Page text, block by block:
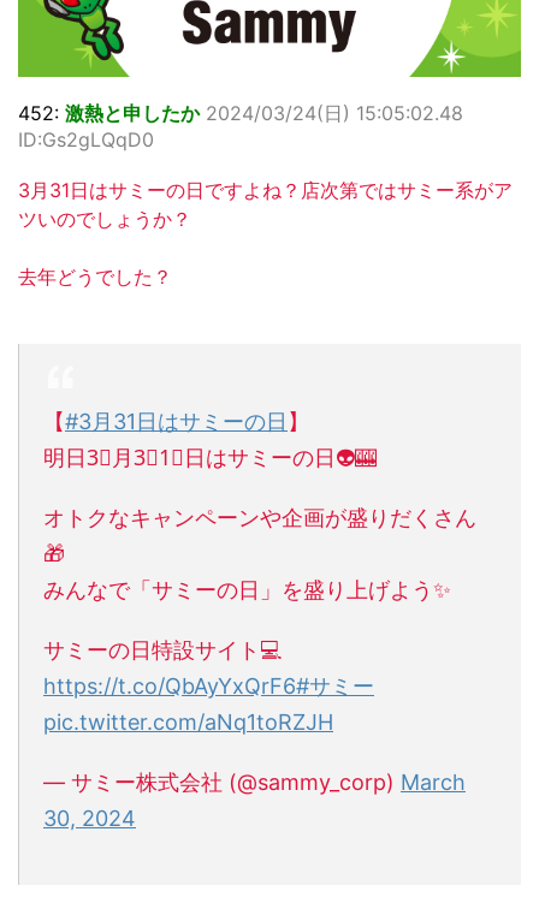
452: 激熱と申したか 2024/03/24(日) 15:05:02.48
ID:Gs2gLQqD0
3月31日はサミーの日ですよね？店次第ではサミー系がア
ツいのでしょうか？
去年どうでした？
【#3月31日はサミーの日 】
明日3⃣月3⃣1⃣日はサミーの日👽🎰
オトクなキャンペーンや企画が盛りだくさん
🎁
みんなで「サミーの日」を盛り上げよう✨
サミーの日特設サイト💻
https://t.co/QbAyYxQrF6#サミー
pic.twitter.com/aNq1toRZJH
— サミー株式会社 (@sammy_corp) March
30, 2024